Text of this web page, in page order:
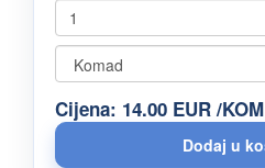
Cijena: 14.00 EUR /KOM